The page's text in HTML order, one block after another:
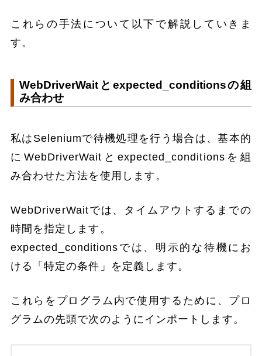
これらの手法について以下で解説していきま
す。
WebDriverWaitとexpected_conditionsの組
み合わせ
私はSeleniumで待機処理を行う場合は、基本的
にWebDriverWaitとexpected_conditionsを組
み合わせた方法を使用します。
WebDriverWaitでは、タイムアウトするまでの
時間を指定します。
expected_conditionsでは、明示的な待機にお
ける「特定の条件」を定義します。
これらをプログラム内で使用するために、プロ
グラムの先頭で次のようにインポートします。